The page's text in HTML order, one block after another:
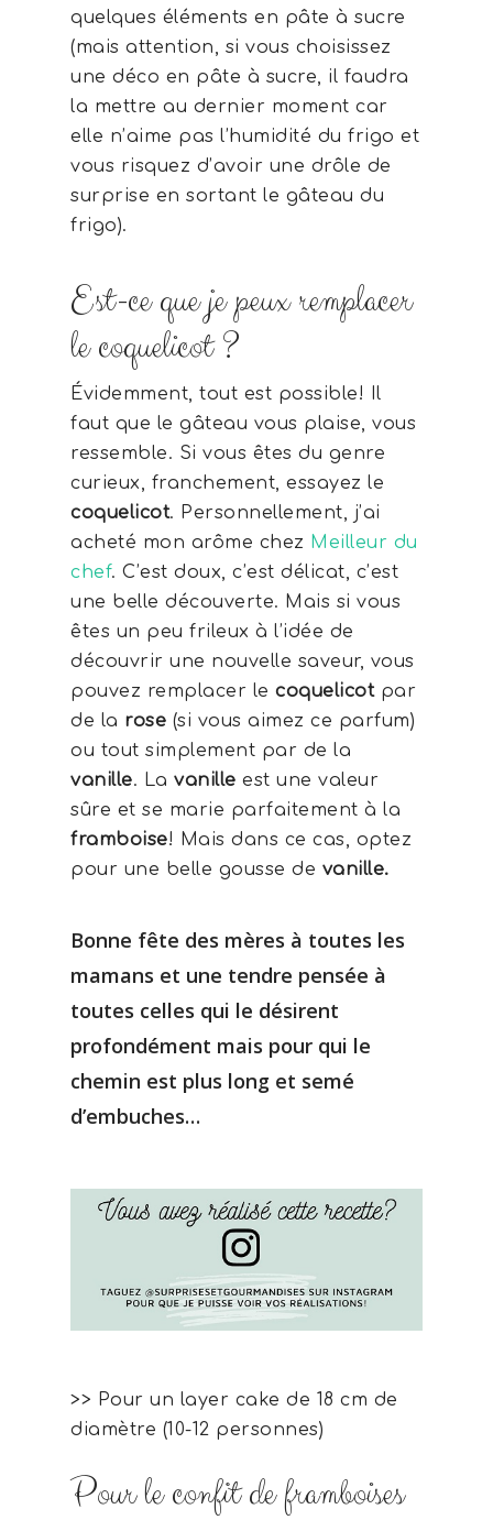
quelques éléments en pâte à sucre
(mais attention, si vous choisissez
une déco en pâte à sucre, il faudra
la mettre au dernier moment car
elle n’aime pas l’humidité du frigo et
vous risquez d’avoir une drôle de
surprise en sortant le gâteau du
frigo).
Est-ce que je peux remplacer
le coquelicot ?
Évidemment, tout est possible! Il
faut que le gâteau vous plaise, vous
ressemble. Si vous êtes du genre
curieux, franchement, essayez le
coquelicot. Personnellement, j’ai
acheté mon arôme chez Meilleur du
chef. C’est doux, c’est délicat, c’est
une belle découverte. Mais si vous
êtes un peu frileux à l’idée de
découvrir une nouvelle saveur, vous
pouvez remplacer le coquelicotpar
de la rose (si vous aimez ce parfum)
ou tout simplement par de la
vanille. La vanille est une valeur
sûre et se marie parfaitement à la
framboise! Mais dans ce cas, optez
pour une belle gousse de vanille.
Bonne fête des mères à toutes les
mamans et une tendre pensée à
toutes celles qui le désirent
profondément mais pour qui le
chemin est plus long et semé
d’embuches…
>> Pour un layer cake de 18 cm de
diamètre (10-12 personnes)
Pour le confit de framboises